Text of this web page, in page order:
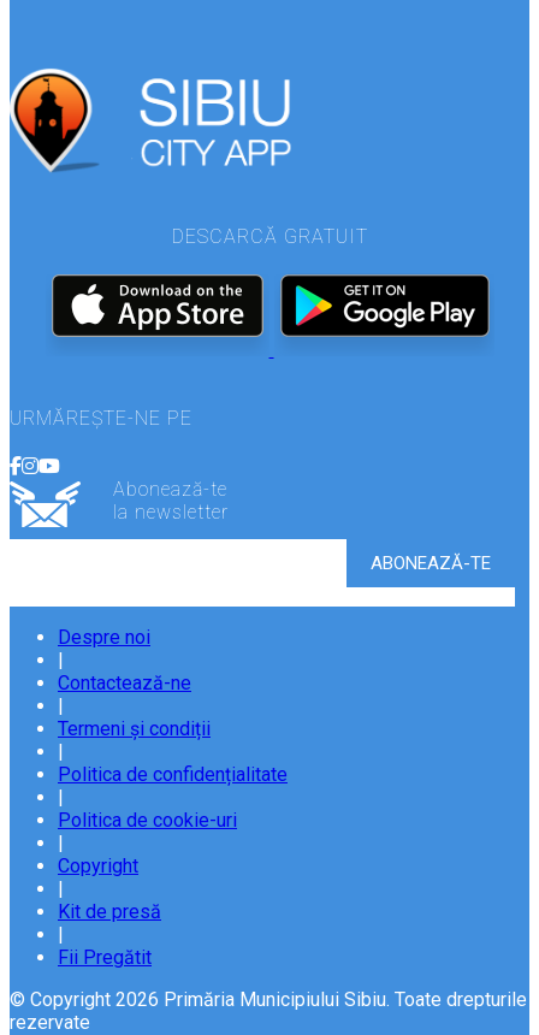
DESCARCĂ GRATUIT
URMĂREȘTE-NE PE
Abonează-te
la newsletter
Despre noi
|
Contactează-ne
|
Termeni și condiții
|
Politica de confidențialitate
|
Politica de cookie-uri
|
Copyright
|
Kit de presă
|
Fii Pregătit
© Copyright 2026 Primăria Municipiului Sibiu. Toate drepturile
rezervate